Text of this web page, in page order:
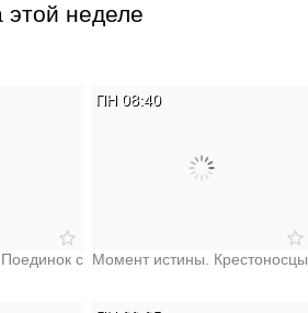
неделе
с Момент истины. Крестоносцы
ПН 08:40